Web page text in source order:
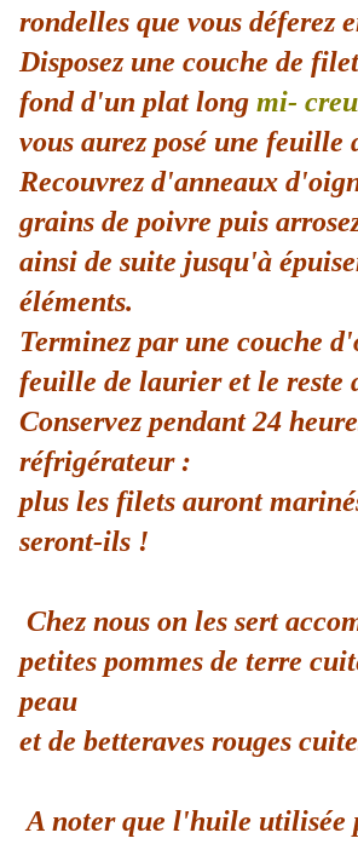
rondelles que vous déferez
Disposez une couche de
fond d'un plat long mi-
vous aurez posé une feuille
Recouvrez d'anneaux
grains de poivre puis
ainsi de suite jusqu'à
éléments.
Terminez par une couche
feuille de laurier et le reste
Conservez pendant 24
réfrigérateur :
plus les filets auront
seront-ils !
Chez nous on les sert
petites pommes de terre
peau
et de betteraves rouges
A noter que l'huile utilisée